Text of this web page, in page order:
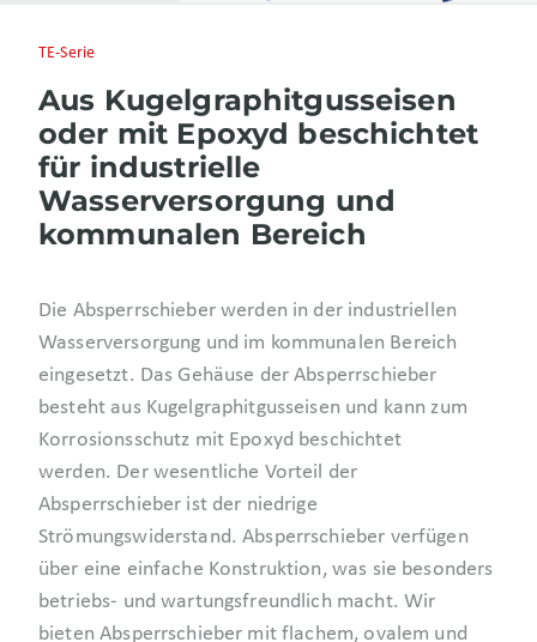
TE-Serie
Aus Kugelgraphitgusseisen
oder mit Epoxyd beschichtet
für industrielle
Wasserversorgung und
kommunalen Bereich
Die Absperrschieber werden in der industriellen
Wasserversorgung und im kommunalen Bereich
eingesetzt. Das Gehäuse der Absperrschieber
besteht aus Kugelgraphitgusseisen und kann zum
Korrosionsschutz mit Epoxyd beschichtet
werden. Der wesentliche Vorteil der
Absperrschieber ist der niedrige
Strömungswiderstand. Absperrschieber verfügen
über eine einfache Konstruktion, was sie besonders
betriebs- und wartungsfreundlich macht. Wir
bieten Absperrschieber mit flachem, ovalem und